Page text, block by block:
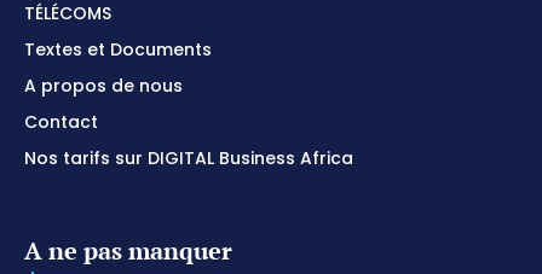
TÉLÉCOMS
Textes et Documents
A propos de nous
Contact
Nos tarifs sur DIGITAL Business Africa
A ne pas manquer